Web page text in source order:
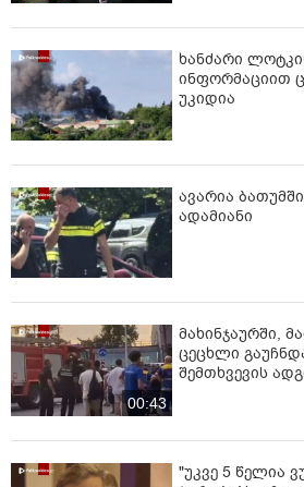
ხანძარი
ინფორმაციით
უკიდია
ავარია
ადამიანი
00:43
მახინჯაურში,
ცეცხლი
შემთხვევის
"უკვე 5 წელია